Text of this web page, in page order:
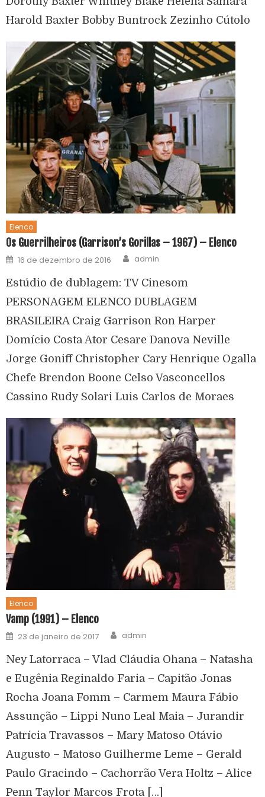
Harold Baxter Bobby Buntrock Zezinho Cútolo
Elenco
Os Guerrilheiros (Garrison’s Gorillas – 1967) – Elenco
16 de dezembro de 2016 admin
Estúdio de dublagem: TV Cinesom
PERSONAGEM ELENCO DUBLAGEM
BRASILEIRA Craig Garrison Ron Harper
Domício Costa Ator Cesare Danova Neville
Jorge Goniff Christopher Cary Henrique Ogalla
Chefe Brendon Boone Celso Vasconcellos
Cassino Rudy Solari Luis Carlos de Moraes
Elenco
Vamp (1991) – Elenco
23 de janeiro de 2017 admin
Ney Latorraca – Vlad Cláudia Ohana – Natasha
e Eugênia Reginaldo Faria – Capitão Jonas
Rocha Joana Fomm – Carmem Maura Fábio
Assunção – Lippi Nuno Leal Maia – Jurandir
Patrícia Travassos – Mary Matoso Otávio
Augusto – Matoso Guilherme Leme – Gerald
Paulo Gracindo – Cachorrão Vera Holtz – Alice
Penn Taylor Marcos Frota […]